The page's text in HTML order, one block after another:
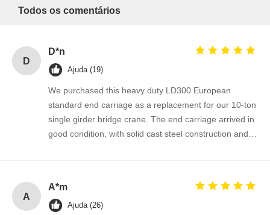
Todos os comentários
D
D*n
Ajuda (19)
We purchased this heavy duty LD300 European
standard end carriage as a replacement for our 10-ton
single girder bridge crane. The end carriage arrived in
good condition, with solid cast steel construction and
several weeks of operation, the crane runs more
stable and the wheel travel is much smoother than the
A
A*m
Ajuda (26)